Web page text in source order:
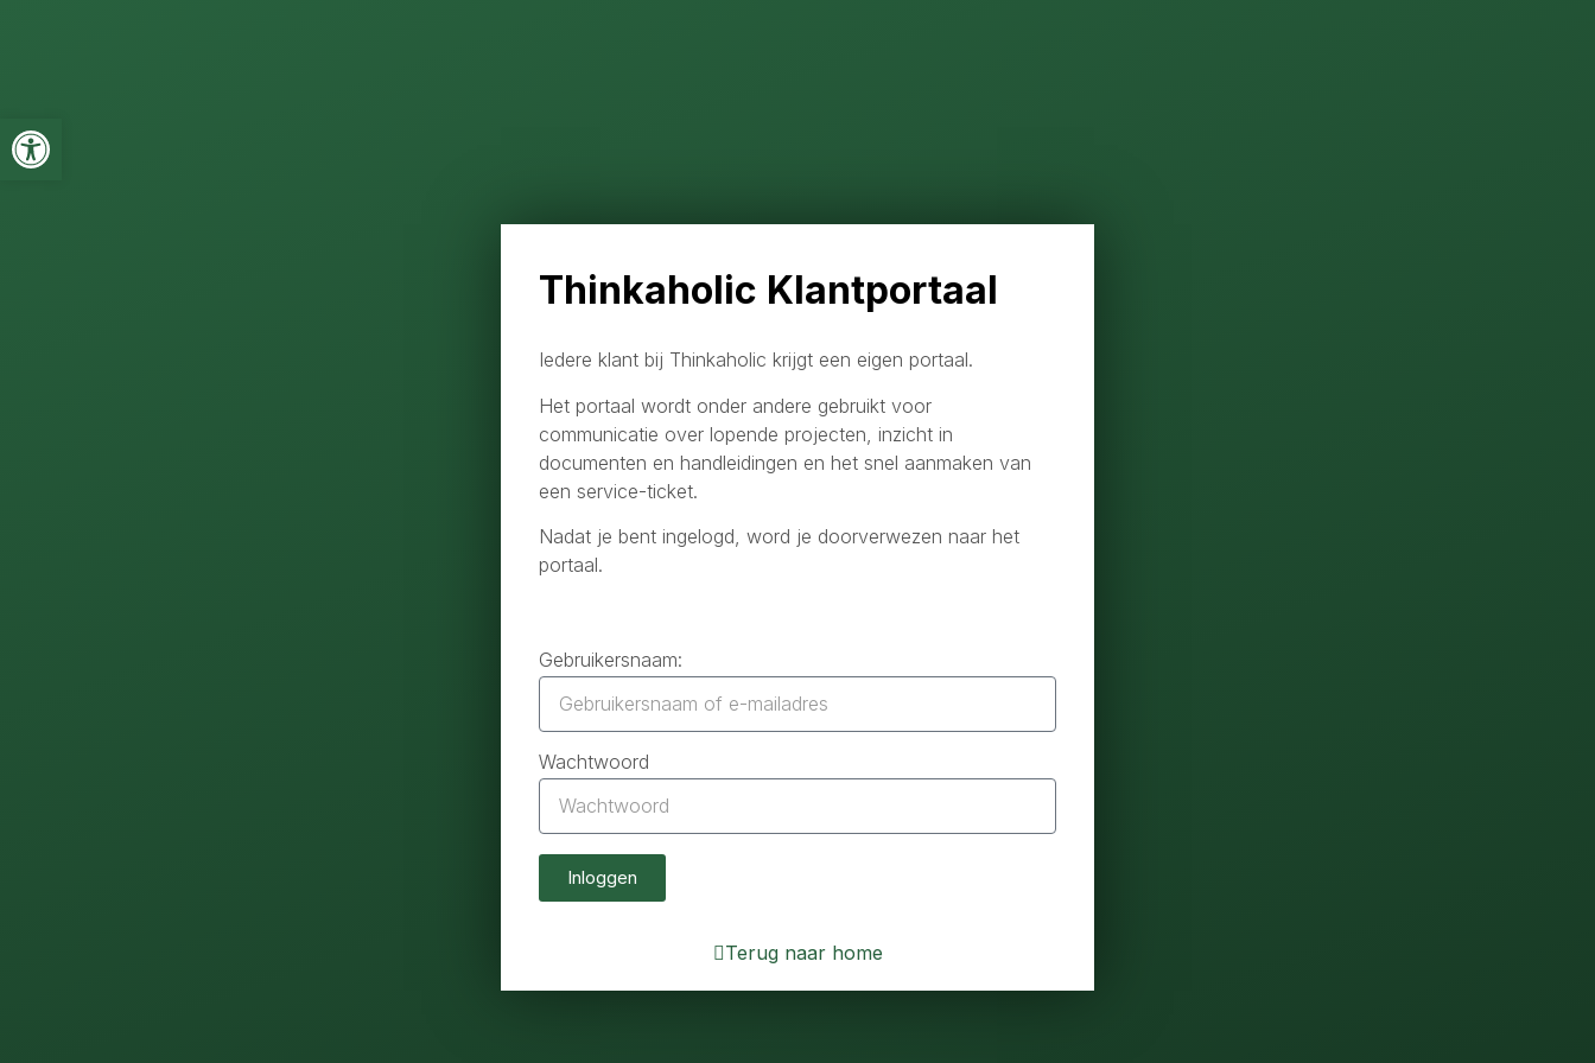
Thinkaholic Klantportaal
Iedere klant bij Thinkaholic krijgt een eigen portaal.
Het portaal wordt onder andere gebruikt voor
communicatie over lopende projecten, inzicht in
documenten en handleidingen en het snel aanmaken van
een service-ticket.
Nadat je bent ingelogd, word je doorverwezen naar het
portaal.
Gebruikersnaam:
Wachtwoord
Inloggen
Terug naar home
Toolbar openen